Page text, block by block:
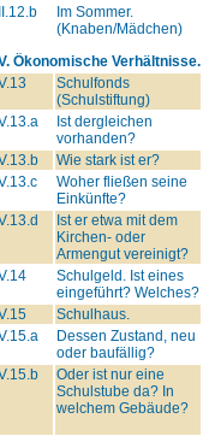
Im Sommer.
(Knaben/Mädchen)
Ökonomische Verhältnisse.
Schulfonds
(Schulstiftung)
Ist dergleichen
vorhanden?
Wie stark ist er?
Woher fließen seine
Einkünfte?
Ist er etwa mit dem
Kirchen- oder
Armengut vereinigt?
Schulgeld. Ist eines
eingeführt? Welches?
Schulhaus.
Dessen Zustand, neu
oder baufällig?
Oder ist nur eine
Schulstube da? In
welchem Gebäude?